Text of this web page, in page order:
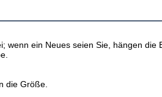
ein Neues seien Sie, hängen die
die Größe.